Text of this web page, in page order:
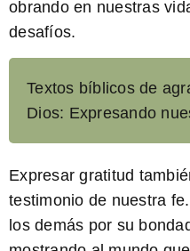
obrando en nuestras
desafíos.
Textos bíblicos de
Dios: Expresando
Expresar gratitud
testimonio de nuestra fe
los demás por su